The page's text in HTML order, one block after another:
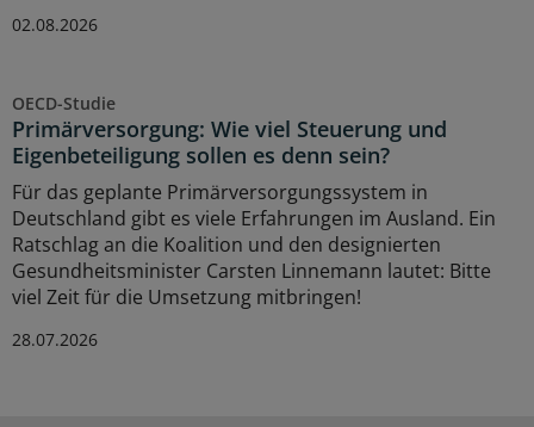
02.08.2026
OECD-Studie
Primärversorgung: Wie viel Steuerung und
Eigenbeteiligung sollen es denn sein?
Für das geplante Primärversorgungssystem in
Deutschland gibt es viele Erfahrungen im Ausland. Ein
Ratschlag an die Koalition und den designierten
Gesundheitsminister Carsten Linnemann lautet: Bitte
viel Zeit für die Umsetzung mitbringen!
28.07.2026